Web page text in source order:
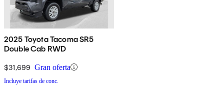
2025 Toyota Tacoma SR5
Double Cab RWD
$31,699 Gran oferta
Incluye tarifas de conc.